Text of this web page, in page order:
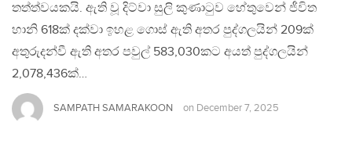
තත්ත්වයකයි. ඇති වූ දිට්වා සුලි කුණාටුව හේතුවෙන් ජීවිත
හානි 618ක් දක්වා ඉහළ ගොස් ඇති අතර පුද්ගලයින් 209ක්
අතුරුදන්වී ඇති අතර පවුල් 583,030කට අයත් පුද්ගලයින්
2,078,436ක්…
SAMPATH SAMARAKOON on December 7, 2025